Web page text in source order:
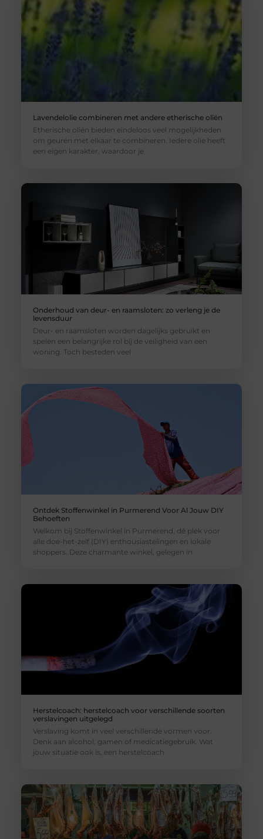
Lavendelolie combineren met andere etherische oliën
Etherische oliën bieden eindeloos veel mogelijkheden
om geuren met elkaar te combineren. Iedere olie heeft
een eigen karakter, waardoor je
Onderhoud van deur- en raamsloten: zo verleng je de
levensduur
Deur- en raamsloten worden dagelijks gebruikt en
spelen een belangrijke rol bij de veiligheid van een
woning. Toch besteden veel
Ontdek Stoffenwinkel in Purmerend Voor Al Jouw DIY
Behoeften
Welkom bij Stoffenwinkel in Purmerend, dé plek voor
alle doe-het-zelf (DIY) enthousiastelingen en lokale
shoppers. Deze charmante winkel, gelegen in
Herstelcoach: herstelcoach voor verschillende soorten
verslavingen uitgelegd
Verslaving komt in veel verschillende vormen voor.
Denk aan alcohol, gamen of medicatiegebruik. Wat
jouw situatie ook is, een herstelcoach